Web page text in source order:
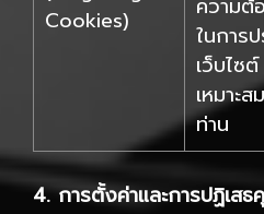
Cookies)
ความต้
ในการ
เว็บไซ
เหมาะ
ท่าน
4. การตั้งค่าและการปฏิเสธ